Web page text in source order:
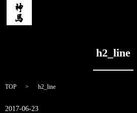
h2_line
TOP h2_line
2017-06-23